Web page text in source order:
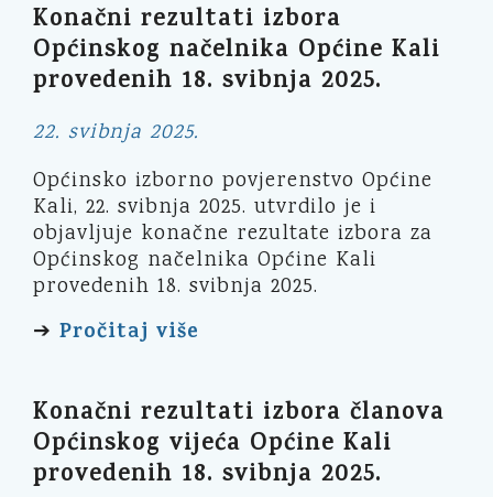
Konačni rezultati izbora
Općinskog načelnika Općine Kali
provedenih 18. svibnja 2025.
22. svibnja 2025.
Općinsko izborno povjerenstvo Općine
Kali, 22. svibnja 2025. utvrdilo je i
objavljuje konačne rezultate izbora za
Općinskog načelnika Općine Kali
provedenih 18. svibnja 2025.
➔ Pročitaj više
Konačni rezultati izbora članova
Općinskog vijeća Općine Kali
provedenih 18. svibnja 2025.